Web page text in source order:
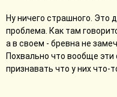
Ну ничего страшного. Это
проблема. Как там
а в своем - бревна не
Похвально что вообще
признавать что у них что-